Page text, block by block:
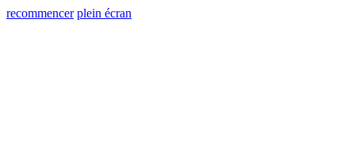
recommencer plein écran